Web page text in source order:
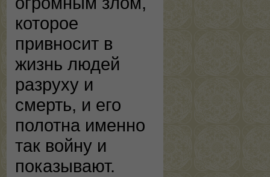
которое
привносит в
жизнь людей
разруху и
смерть, и его
полотна именно
так войну и
показывают.